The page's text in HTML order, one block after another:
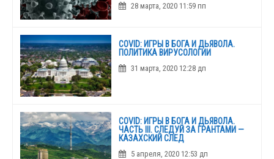
28 марта, 2020 11:59 пп
COVID: ИГРЫ В БОГА И ДЬЯВОЛА.
ПОЛИТИКА ВИРУСОЛОГИИ
31 марта, 2020 12:28 дп
COVID: ИГРЫ В БОГА И ДЬЯВОЛА.
ЧАСТЬ III. СЛЕДУЙ ЗА ГРАНТАМИ —
КАЗАХСКИЙ СЛЕД
5 апреля, 2020 12:53 дп